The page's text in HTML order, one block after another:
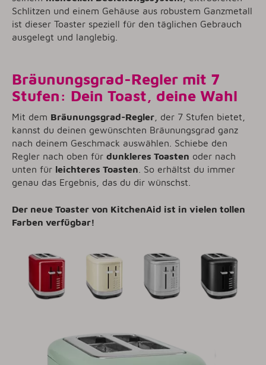
Schlitzen und einem Gehäuse aus robustem Ganzmetall
ist dieser Toaster speziell für den täglichen Gebrauch
ausgelegt und langlebig.
Bräunungsgrad-Regler mit 7
Stufen: Dein Toast, deine Wahl
Mit dem Bräunungsgrad-Regler , der 7 Stufen bietet,
kannst du deinen gewünschten Bräunungsgrad ganz
nach deinem Geschmack auswählen. Schiebe den
Regler nach oben für dunkleres Toasten oder nach
unten für leichteres Toasten . So erhältst du immer
genau das Ergebnis, das du dir wünschst.
Der neue Toaster von KitchenAid ist in vielen tollen
Farben verfügbar!